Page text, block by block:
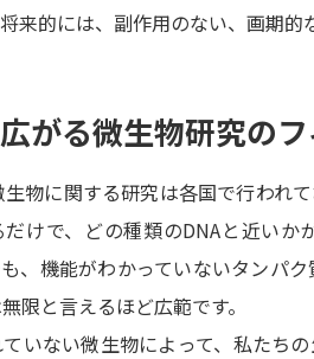
来的には、副作用のない、画期的
がる微生物研究の
物に関する研究は各国で行われ
けで、どの種類のDNAと近い
、機能がわかっていないタンパ
限と言えるほど広範です。
いない微生物によって、私たち